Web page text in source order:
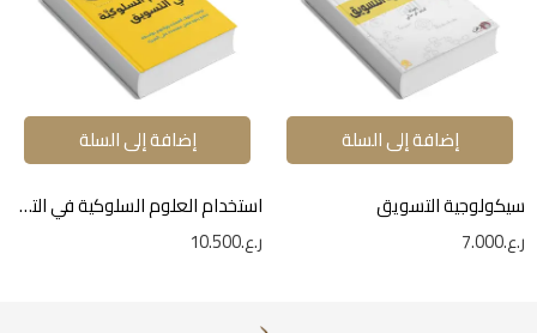
إضافة إلى السلة
سيكولوجية التسويق
ر.ع.7.000
إضافة إلى السلة
استخدام العلوم السلوكية في التسويق
ر.ع.10.500